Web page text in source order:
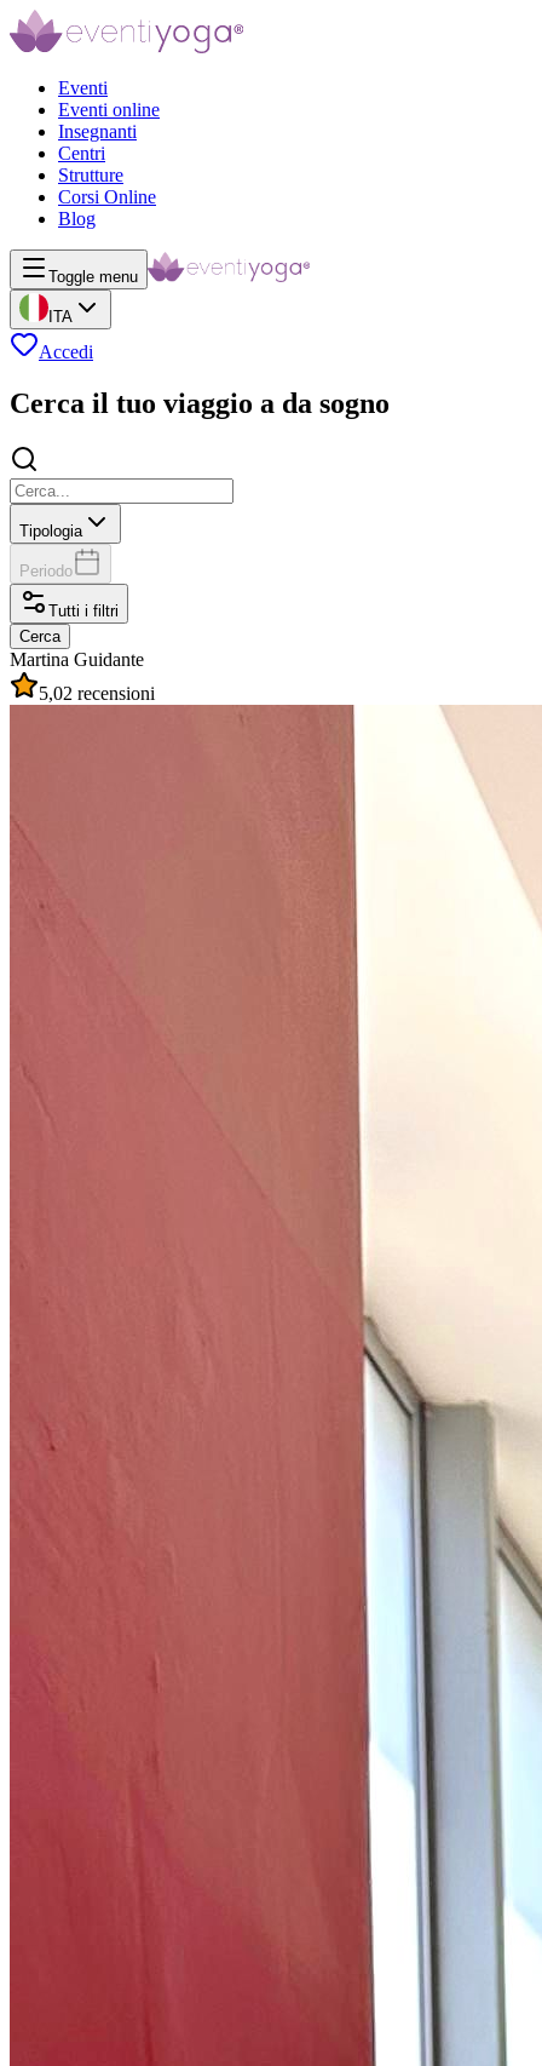
Eventi
Eventi online
Insegnanti
Centri
Strutture
Corsi Online
Blog
Toggle menu
ITA
Accedi
Cerca il tuo viaggio a da sogno
Tipologia
Periodo
Tutti i filtri
Cerca
Martina Guidante
5,02 recensioni